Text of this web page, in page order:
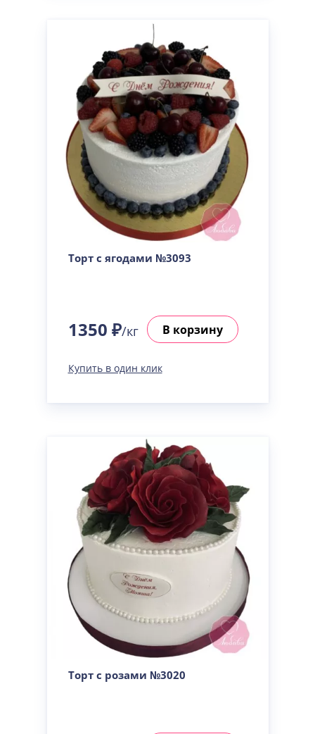
Торт с ягодами №3093
1350 ₽/кг В корзину
Купить в один клик
Торт с розами №3020